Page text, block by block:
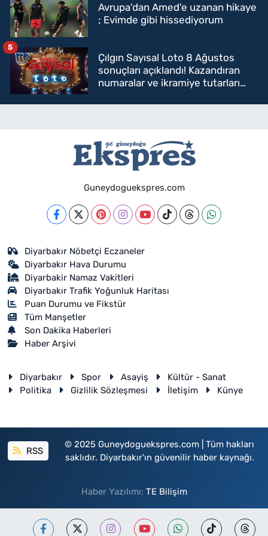
Avrupa'dan Amed'e uzanan hikaye
; Evimde gibi hissediyorum
Çılgın Sayısal Loto 8 Ağustos
sonuçları açıklandı! Kazandıran
numaralar ve ikramiye tutarları
5
Guneydoguekspres.com
Diyarbakır Nöbetçi Eczaneler
Diyarbakır Hava Durumu
Diyarbakir Namaz Vakitleri
Diyarbakır Trafik Yoğunluk Haritası
Puan Durumu ve Fikstür
Tüm Manşetler
Son Dakika Haberleri
Haber Arşivi
Diyarbakır Spor Asayiş
Kültür - Sanat
Politika
Gizlilik Sözleşmesi İletişim Künye
RSS
© 2025 Guneydoguekspres.com | Tüm hakları
saklıdır. Diyarbakır'ın güvenilir haber kaynağı.
Haber Yazılımı: TE Bilişim